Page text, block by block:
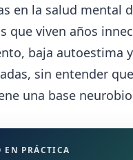
en la salud mental
que viven años
baja autoestima
sin entender
una base
EN PRÁCTICA